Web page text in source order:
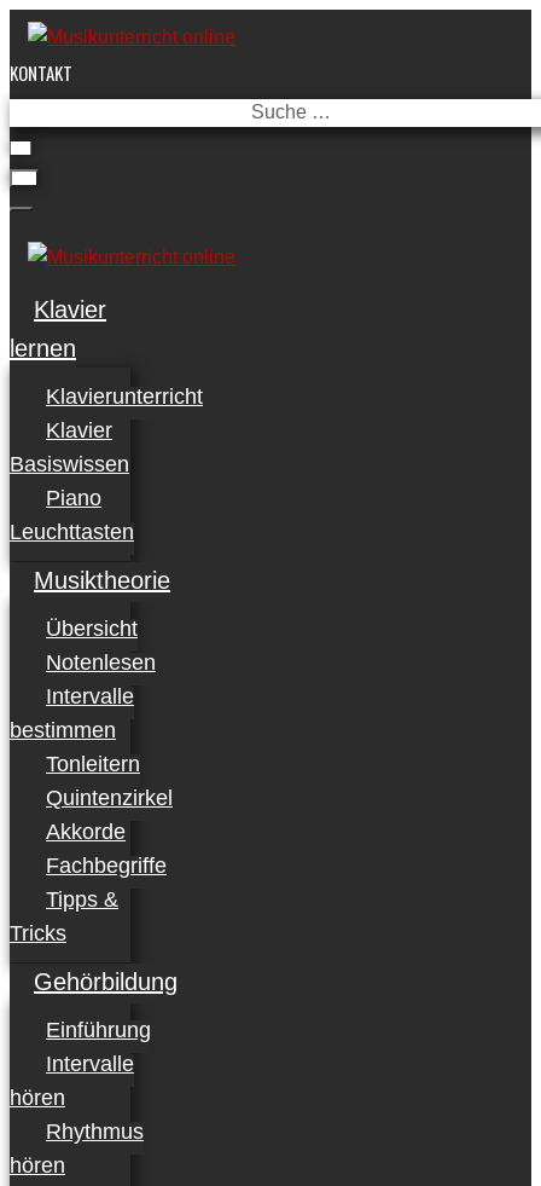
Skip
content
KONTAKT
…
Klavier
lernen
Klavierunterricht
Klavier
Basiswissen
Piano
Leuchttasten
Musiktheorie
Übersicht
Notenlesen
Intervalle
bestimmen
Tonleitern
Quintenzirkel
Akkorde
Fachbegriffe
Tipps &
Tricks
Gehörbildung
Einführung
Intervalle
hören
Rhythmus
hören